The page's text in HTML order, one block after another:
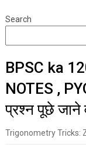
Search
BPSC ka
NOTES ,
प्रश्न पूछे जाने
Trigonometry Tricks: